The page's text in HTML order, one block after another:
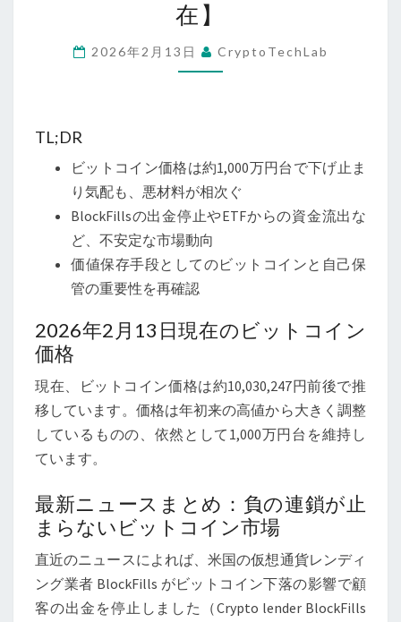
イ
ン
大
下
落
の
背
景
今
後
価
値
保
略
【2026
年
2
月
在】
2026年2月13日 CryptoTechLab
TL;DR
ビットコイン価格は約1,000万円台で下げ止ま
り気配も、悪材料が相次ぐ
BlockFillsの出金停止やETFからの資金流出な
ど、不安定な市場動向
価値保存手段としてのビットコインと自己保
管の重要性を再確認
2026年2月13日現在のビットコイン
価格
現在、ビットコイン価格は約10,030,247円前後で推
移しています。価格は年初来の高値から大きく調整
しているものの、依然として1,000万円台を維持し
ています。
最新ニュースまとめ：負の連鎖が止
まらないビットコイン市場
直近のニュースによれば、米国の仮想通貨レンディ
ング業者 BlockFills がビットコイン下落の影響で顧
客の出金を停止しました（Crypto lender BlockFills